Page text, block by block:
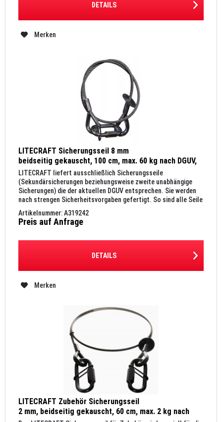
DETAILS
Merken
LITECRAFT Sicherungsseil 8 mm
beidseitig gekauscht, 100 cm, max. 60 kg nach DGUV,
Kettenglied 10 mm, silber
LITECRAFT liefert ausschließlich Sicherungsseile
(Sekundärsicherungen beziehungsweise zweite unabhängige
Sicherungen) die der aktuellen DGUV entsprechen. Sie werden
nach strengen Sicherheitsvorgaben gefertigt. So sind alle Seile
nach DIN...
Artikelnummer: A319242
Preis auf Anfrage
DETAILS
Merken
LITECRAFT Zubehör Sicherungsseil
2 mm, beidseitig gekauscht, 60 cm, max. 2 kg nach